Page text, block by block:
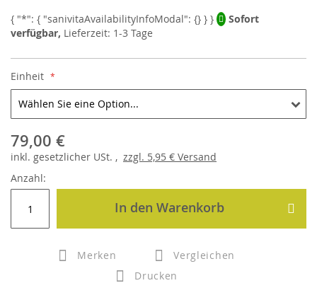
Sofort
verfügbar, Lieferzeit: 1-3 Tage
Einheit
79,00 €
inkl. gesetzlicher USt. , zzgl. 5,95 € Versand
Anzahl:
In den Warenkorb
Merken
Vergleichen
Drucken